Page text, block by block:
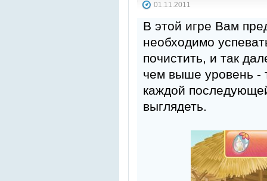
01.11.2011
В этой игре Вам
необходимо
почистить, и так
чем выше уровень -
каждой
выглядеть.